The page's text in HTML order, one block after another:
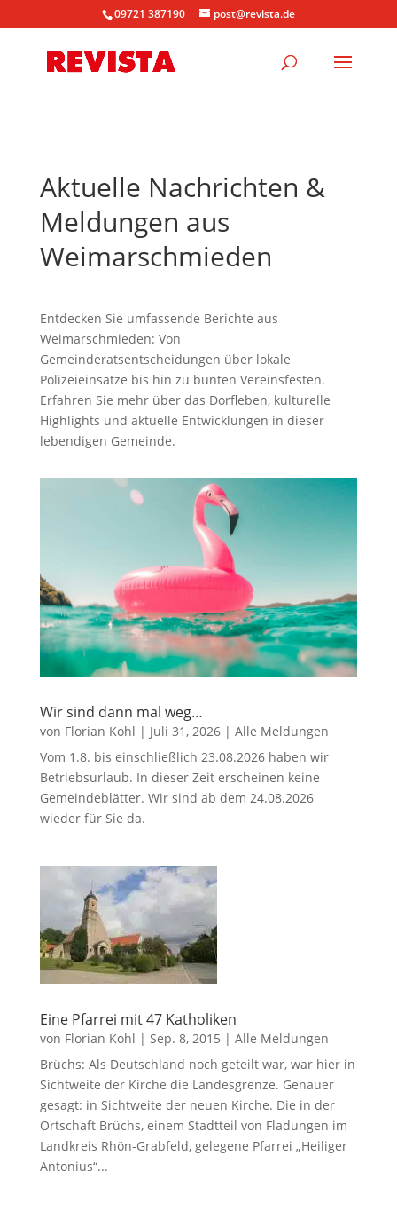
09721 387190 post@revista.de
Aktuelle Nachrichten &
Meldungen aus
Weimarschmieden
Entdecken Sie umfassende Berichte aus
Weimarschmieden: Von
Gemeinderatsentscheidungen über lokale
Polizeieinsätze bis hin zu bunten Vereinsfesten.
Erfahren Sie mehr über das Dorfleben, kulturelle
Highlights und aktuelle Entwicklungen in dieser
lebendigen Gemeinde.
Wir sind dann mal weg…
von Florian Kohl | Juli 31, 2026| Alle Meldungen
Vom 1.8. bis einschließlich 23.08.2026 haben wir
Betriebsurlaub. In dieser Zeit erscheinen keine
Gemeindeblätter. Wir sind ab dem 24.08.2026
wieder für Sie da.
Eine Pfarrei mit 47 Katholiken
von Florian Kohl | Sep. 8, 2015 | Alle Meldungen
Brüchs: Als Deutschland noch geteilt war, war hier in
Sichtweite der Kirche die Landesgrenze. Genauer
gesagt: in Sichtweite der neuen Kirche. Die in der
Ortschaft Brüchs, einem Stadtteil von Fladungen im
Landkreis Rhön-Grabfeld, gelegene Pfarrei „Heiliger
Antonius“...